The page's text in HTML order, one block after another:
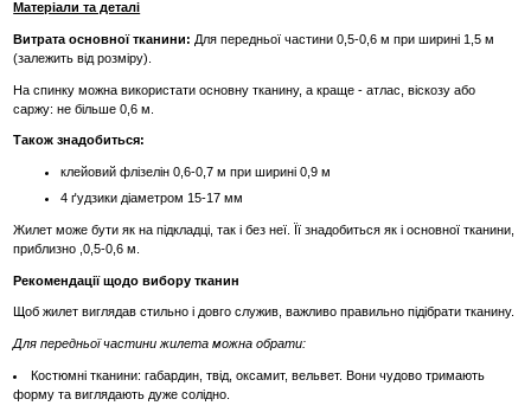
Матеріали та деталі
Витрата основної тканини: Для передньої частини 0,5-0,6 м при ширині 1,5 м
(залежить від розміру).
На спинку можна використати основну тканину, а краще - атлас, віскозу або
саржу: не більше 0,6 м.
Також знадобиться:
клейовий флізелін 0,6-0,7 м при ширині 0,9 м
4 ґудзики діаметром 15-17 мм
Жилет може бути як на підкладці, так і без неї. Її знадобиться як і основної тканини,
приблизно ,0,5-0,6 м.
Рекомендації щодо вибору тканин
Щоб жилет виглядав стильно і довго служив, важливо правильно підібрати тканину.
Для передньої частини жилета можна обрати:
Костюмні тканини: габардин, твід, оксамит, вельвет. Вони чудово тримають
форму та виглядають дуже солідно.